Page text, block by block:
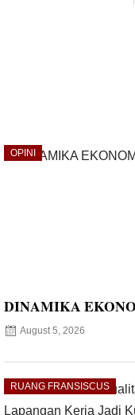
OPINI
DINAMIKA
August 5, 2026
RUANG FRANSISCUS